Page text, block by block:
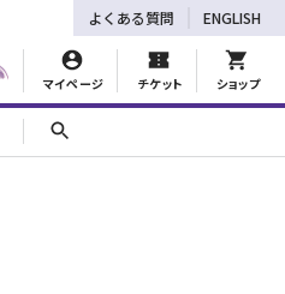
マイページ チケット ショップ
よくある質問 ENGLISH